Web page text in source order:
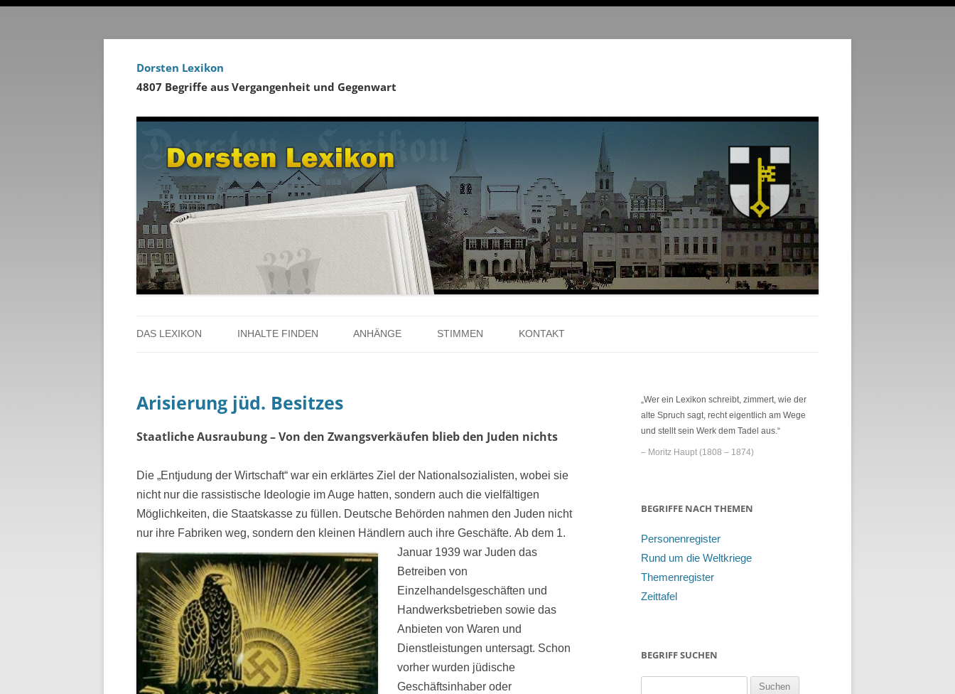
Dorsten Lexikon
4807 Begriffe aus Vergangenheit und Gegenwart
zum
DAS LEXIKON
ÜBER DAS PROJEKT
INHALTE FINDEN
PERSONENREGISTER
RUND UM DIE WELTKRIEGE
ZEITTAFEL
ANHÄNGE
LINKS
STIMMEN KONTAKT
DANK
Arisierung jüd. Besitzes
Staatliche Ausraubung – Von den Zwangsverkäufen blieb den Juden nichts
Die „Entjudung der Wirtschaft“ war ein erklärtes Ziel der Nationalsozialisten, wobei sie
nicht nur die rassistische Ideologie im Auge hatten, sondern auch die vielfältigen
Möglichkeiten, die Staatskasse zu füllen. Deutsche Behörden nahmen den Juden nicht
nur ihre Fabriken weg, sondern den kleinen Händlern auch ihre Geschäfte. Ab dem 1.
Januar 1939 war Juden das
Betreiben von
Einzelhandelsgeschäften und
Handwerksbetrieben sowie das
Anbieten von Waren und
Dienstleistungen untersagt. Schon
vorher wurden jüdische
Geschäftsinhaber oder
„Wer ein Lexikon schreibt, zimmert, wie der
alte Spruch sagt, recht eigentlich am Wege
und stellt sein Werk dem Tadel aus.“
– Moritz Haupt (1808 – 1874)
BEGRIFFE NACH THEMEN
Personenregister
Rund um die Weltkriege
Themenregister
Zeittafel
BEGRIFF SUCHEN